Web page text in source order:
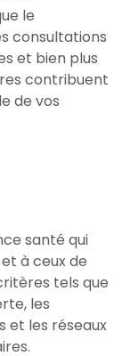
le
consultations
et bien plus
contribuent
de vos
santé qui
à ceux de
tels que
les
et les réseaux